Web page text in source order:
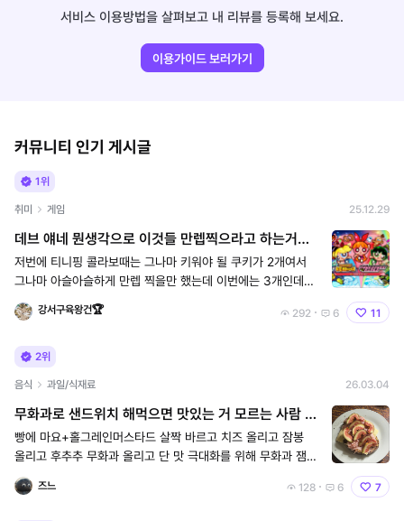
서비스 이용방법을 살펴보고 내 리뷰를 등록해 보세요.
이용가이드 보러가기
커뮤니티 인기 게시글
1위
취미 게임 25.12.29
데브 얘네 뭔생각으로 이것들 만렙찍으라고 하는거임?
ㅇㅅㅇ
저번에 티니핑 콜라보때는 그나마 키워야 될 쿠키가 2개여서
그나마 아슬아슬하게 만렙 찍을만 했는데 이번에는 3개인데
어떻게 키우라는 건지 거참 현질안하면 죽어도 만렙 안되는데
어케 만렙 찍으라고 만들어 놓은거죠…...?ㅇㅅㅇ
강서구육왕건🏆 11
292 6
2위
음식 과일/식재료 26.03.04
무화과로 샌드위치 해먹으면 맛있는 거 모르는 사람 없
길
빵에 마요+홀그레인머스타드 살짝 바르고 치즈 올리고 잠봉
올리고 후추추 무화과 올리고 단 맛 극대화를 위해 무화과 잼도
살짝 얹어주면 여러분 나 됐어요!! 브런치 카페 사장 됐어요!!!
할 수 잇슨
즈느 7
128 6